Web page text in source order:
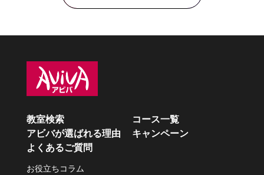
教室検索
コース一覧
アビバが選ばれる理由
キャンペーン
よくあるご質問
お役立ちコラム